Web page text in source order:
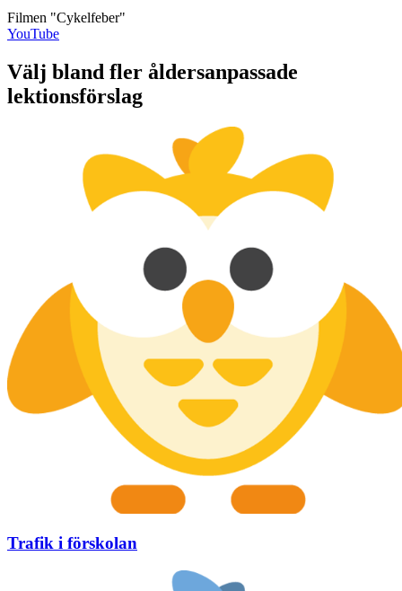
Filmen "Cykelfeber"
YouTube
Välj bland fler åldersanpassade
lektionsförslag
Trafik i förskolan